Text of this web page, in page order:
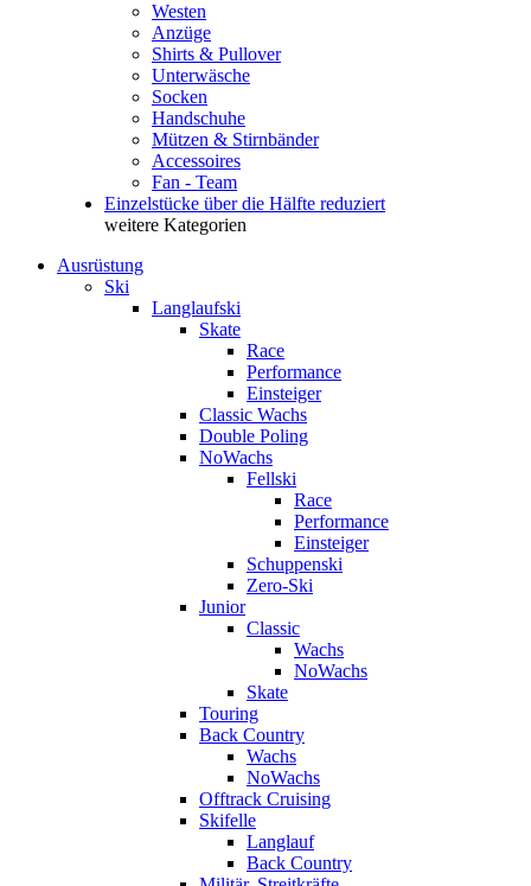
Westen
Anzüge
Shirts & Pullover
Unterwäsche
Socken
Handschuhe
Mützen & Stirnbänder
Accessoires
Fan - Team
Einzelstücke über die Hälfte reduziert
weitere Kategorien
Ausrüstung
Ski
Langlaufski
Skate
Race
Performance
Einsteiger
Classic Wachs
Double Poling
NoWachs
Fellski
Race
Performance
Einsteiger
Schuppenski
Zero-Ski
Junior
Classic
Wachs
NoWachs
Skate
Touring
Back Country
Wachs
NoWachs
Offtrack Cruising
Skifelle
Langlauf
Back Country